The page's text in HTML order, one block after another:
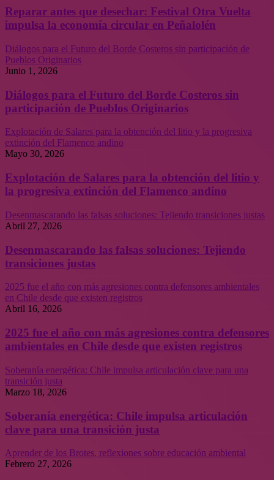
Reparar antes que desechar: Festival Otra Vuelta
impulsa la economía circular en Peñalolén
Diálogos para el Futuro del Borde Costeros sin participación de
Pueblos Originarios
Junio 1, 2026
Diálogos para el Futuro del Borde Costeros sin
participación de Pueblos Originarios
Explotación de Salares para la obtención del litio y la progresiva
extinción del Flamenco andino
Mayo 30, 2026
Explotación de Salares para la obtención del litio y
la progresiva extinción del Flamenco andino
Desenmascarando las falsas soluciones: Tejiendo transiciones justas
Abril 27, 2026
Desenmascarando las falsas soluciones: Tejiendo
transiciones justas
2025 fue el año con más agresiones contra defensores ambientales
en Chile desde que existen registros
Abril 16, 2026
2025 fue el año con más agresiones contra defensores
ambientales en Chile desde que existen registros
Soberanía energética: Chile impulsa articulación clave para una
transición justa
Marzo 18, 2026
Soberanía energética: Chile impulsa articulación
clave para una transición justa
Aprender de los Brotes, reflexiones sobre educación ambiental
Febrero 27, 2026